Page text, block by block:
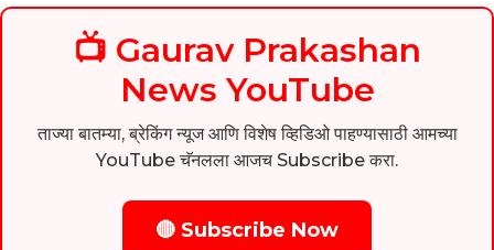
📺 Gaurav Prakashan
News YouTube
ताज्या बातम्या, ब्रेकिंग न्यूज आणि विशेष व्हिडिओ पाहण्यासाठी आमच्या
YouTube चॅनलला आजच Subscribe करा.
🔴 Subscribe Now